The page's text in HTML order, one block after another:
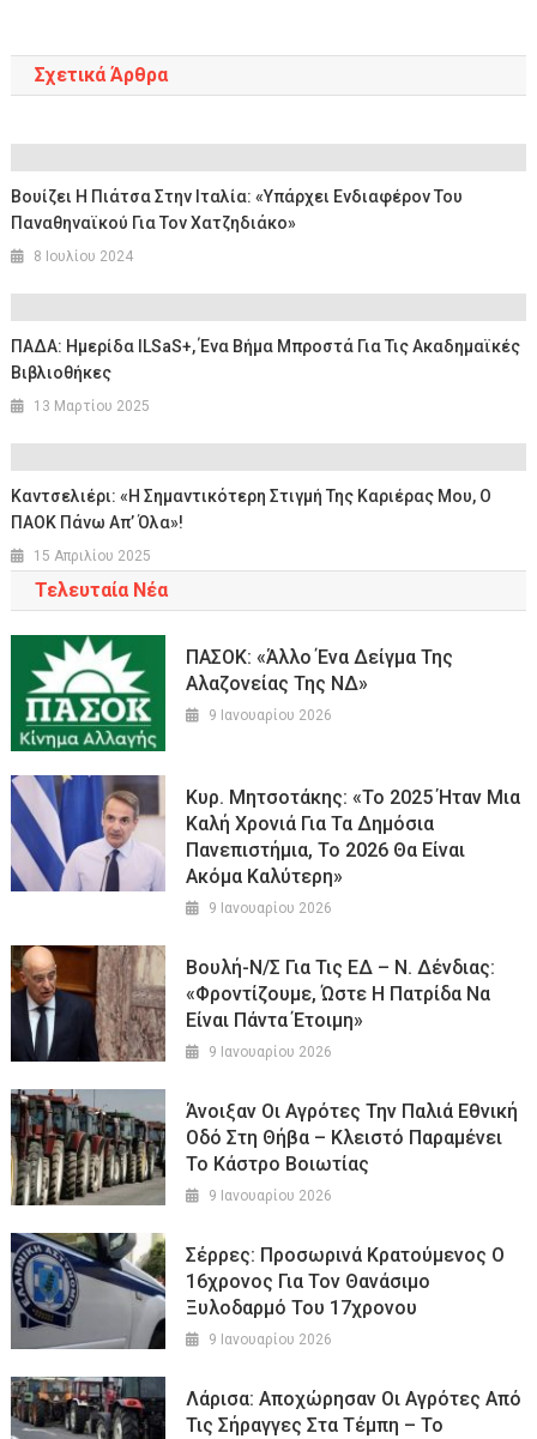
Σχετικά Άρθρα
Βουίζει Η Πιάτσα Στην Ιταλία: «Υπάρχει Ενδιαφέρον Του
Παναθηναϊκού Για Τον Χατζηδιάκο»
8 Ιουλίου 2024
ΠΑΔΑ: Ημερίδα ILSaS+, Ένα Βήμα Μπροστά Για Τις Ακαδημαϊκές
Βιβλιοθήκες
13 Μαρτίου 2025
Καντσελιέρι: «Η Σημαντικότερη Στιγμή Της Καριέρας Μου, Ο
ΠΑΟΚ Πάνω Απ’ Όλα»!
15 Απριλίου 2025
Τελευταία Νέα
ΠΑΣΟΚ: «Άλλο Ένα Δείγμα Της
Αλαζονείας Της ΝΔ»
9 Ιανουαρίου 2026
Κυρ. Μητσοτάκης: «Το 2025 Ήταν Μια
Καλή Χρονιά Για Τα Δημόσια
Πανεπιστήμια, Το 2026 Θα Είναι
Ακόμα Καλύτερη»
9 Ιανουαρίου 2026
Βουλή-Ν/σ Για Τις ΕΔ – Ν. Δένδιας:
«Φροντίζουμε, Ώστε Η Πατρίδα Να
Είναι Πάντα Έτοιμη»
9 Ιανουαρίου 2026
Άνοιξαν Οι Αγρότες Την Παλιά Εθνική
Οδό Στη Θήβα – Κλειστό Παραμένει
Το Κάστρο Βοιωτίας
9 Ιανουαρίου 2026
Σέρρες: Προσωρινά Κρατούμενος Ο
16χρονος Για Τον Θανάσιμο
Ξυλοδαρμό Του 17χρονου
9 Ιανουαρίου 2026
Λάρισα: Αποχώρησαν Οι Αγρότες Από
Τις Σήραγγες Στα Τέμπη – Το